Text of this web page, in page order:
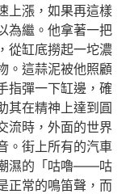
上漲，如果再這樣
為繼。他拿著一把
從缸底撈起一坨濃
。這蒜泥被他照顧
指彈一下缸邊，確
其在精神上達到圓
流時，外面的世界
。街上所有的汽車
濕的「咕嚕——咕
正常的鳴笛聲，而